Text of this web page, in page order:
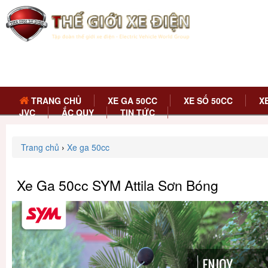
TRANG CHỦ XE GA 50CC XE SỐ 50CC
JVC
ẮC QUY TIN TỨC
Trang chủ › Xe ga 50cc
Xe Ga 50cc SYM Attila Sơn Bóng